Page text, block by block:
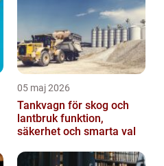
05 maj 2026
Tankvagn för skog och
lantbruk funktion,
säkerhet och smarta val